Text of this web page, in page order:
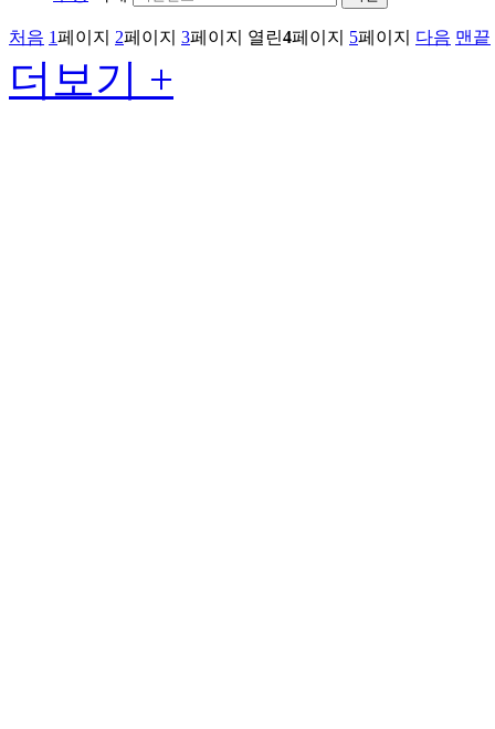
처음 1페이지 2페이지 3페이지 열린4페이지 5페이지 다음 맨끝
더보기 +